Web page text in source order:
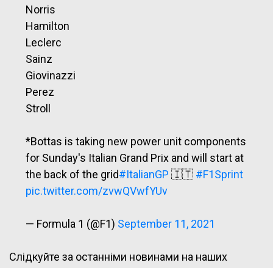
Norris
Hamilton
Leclerc
Sainz
Giovinazzi
Perez
Stroll
*Bottas is taking new power unit components
for Sunday's Italian Grand Prix and will start at
the back of the grid#ItalianGP 🇮🇹 #F1Sprint
pic.twitter.com/zvwQVwfYUv
— Formula 1 (@F1) September 11, 2021
Слідкуйте за останніми новинами на наших